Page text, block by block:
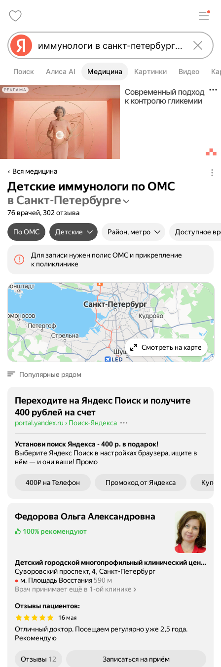
Поиск Алиса AI Медицина Картинки Видео
РЕКЛАМА
Вся медицина
Детские иммунологи по ОМС
в Санкт-Петербурге
76 врачей, 302 отзыва
По ОМС Детские Район, метро Доступное
Для записи нужен полис ОМС и прикрепление
к поликлинике
Смотреть на карте
Популярные рядом
Переходите на Яндекс Поиск и получите
400 рублей на счет
portal.yandex.ru › Поиск-Яндекса
Установи поиск Яндекса - 400 р. в подарок!
Выберите Яндекс Поиск в настройках браузера, ищите в
нём — и они ваши! Промо
400₽ на Телефон Промокод от Яндекса
Федорова Ольга Александровна
100% рекомендуют
Детский городской многопрофильный клинический центр высоких медицинских технологий им. К.А. Раухфуса, консультативно-диагностический центр
Суворовский проспект, 4, Санкт-Петербург
Метро м. Площадь Восстания Расстояние 590 м
м. Площадь Восстания 590 м
Врач принимает ещё в 1-ой клинике
Отзывы пациентов:
16 мая
Отличный доктор. Посещаем регулярно уже 2,5 года.
Рекомендую
Отзывы 12 Записаться на приём